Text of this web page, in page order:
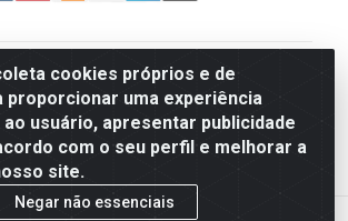
cookies próprios e de
uma experiência
usuário, apresentar publicidade
com o seu perfil e melhorar a
site.
Negar não essenciais
Limpeza F. Pereira Queiroz Comercio e
- Quadra Qi 10 Lotes 39 e, 41 - Setor
Brasília/DF - CEP 72.135-100 -
CNPJ 13.184.675/0001-80